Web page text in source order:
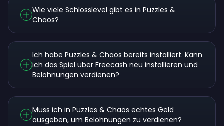
Wie viele Schlosslevel gibt es in Puzzles &
Chaos?
Ich habe Puzzles & Chaos bereits installiert. Kann
ich das Spiel über Freecash neu installieren und
Belohnungen verdienen?
Muss ich in Puzzles & Chaos echtes Geld
ausgeben, um Belohnungen zu verdienen?